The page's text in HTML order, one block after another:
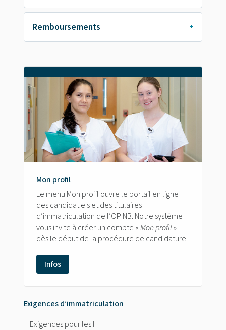
Remboursements
Mon profil
Le menu Mon profil ouvre le portail en ligne
des candidat·e·s et des titulaires
d’immatriculation de l’OPINB. Notre système
vous invite à créer un compte «Mon profil»
dès le début de la procédure de candidature.
Infos
Exigences d’immatriculation
Exigences pour les II